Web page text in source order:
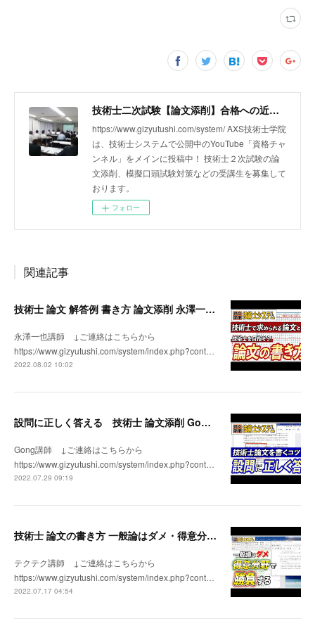
技術士二次試験【論文添削】合格への近道｜技術士システム運営｜YouTube 資格チャンネル
https://www.gizyutushi.com/system/ AXS技術士学院
は、技術士システムで公開中のYouTube「資格チャ
ンネル」をメインに投稿中！ 技術士２次試験の論
文添削、模擬口頭試験対策などの受講生を募集して
おります。
フォロー
関連記事
技術士 論文 解答例 書き方 論文添削 永澤一也講師 技術士システム 二次試験 対策
永澤一也講師 ↓ご連絡はこちらから
https://www.gizyutushi.com/system/index.php?cont…
2022.08.02 10:02
設問に正しく答える 技術士 論文添削 Gong講師 技術士システム
Gong講師 ↓ご連絡はこちらから
https://www.gizyutushi.com/system/index.php?cont…
2022.07.29 09:19
技術士 論文の書き方 一般論はダメ・得意分野で勝負する 技術士 論文添削 テクテク講師 技術士システム
テクテク講師 ↓ご連絡はこちらから
https://www.gizyutushi.com/system/index.php?cont…
2022.07.17 04:54